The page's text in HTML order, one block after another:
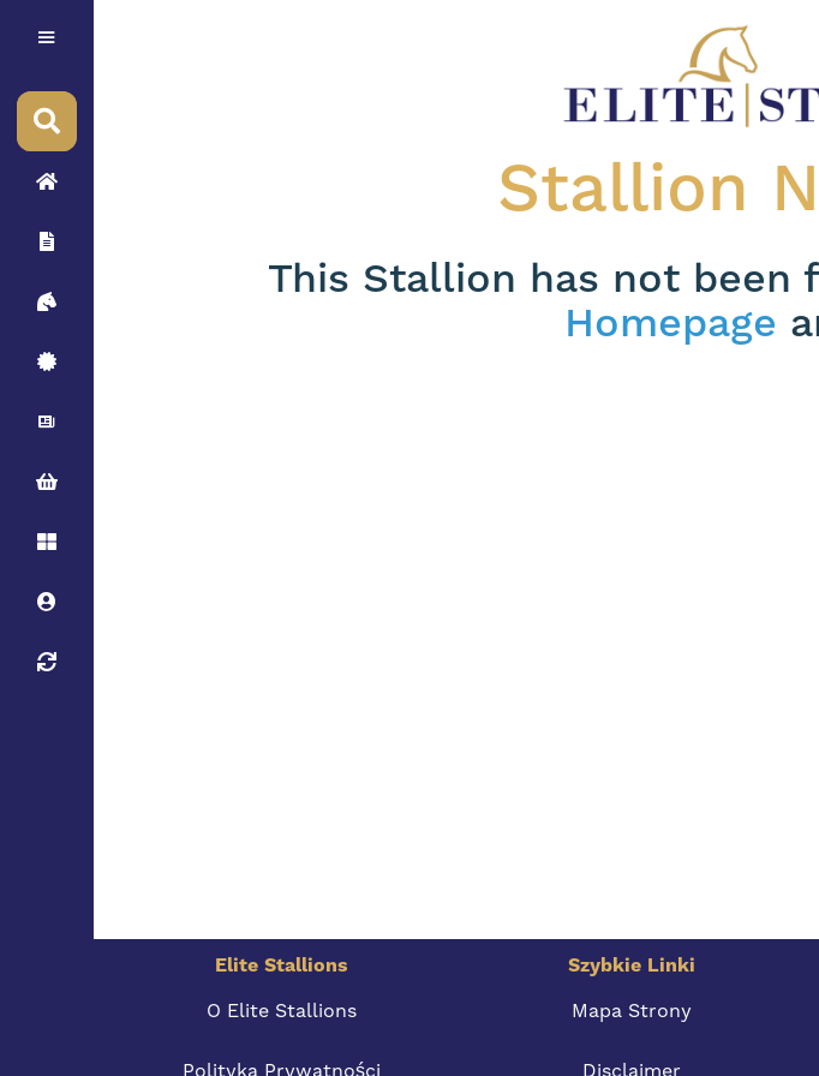
Stallion
This Stallion has not been
Homepage
Elite Stallions Szybkie Linki
O Elite Stallions
Mapa Strony
Polityka Prywatności Disclaimer